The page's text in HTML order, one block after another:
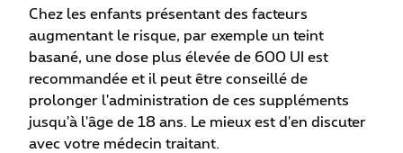
Chez les enfants présentant des facteurs
augmentant le risque, par exemple un teint
basané, une dose plus élevée de 600 UI est
recommandée et il peut être conseillé de
prolonger l'administration de ces suppléments
jusqu'à l'âge de 18 ans. Le mieux est d'en discuter
avec votre médecin traitant.